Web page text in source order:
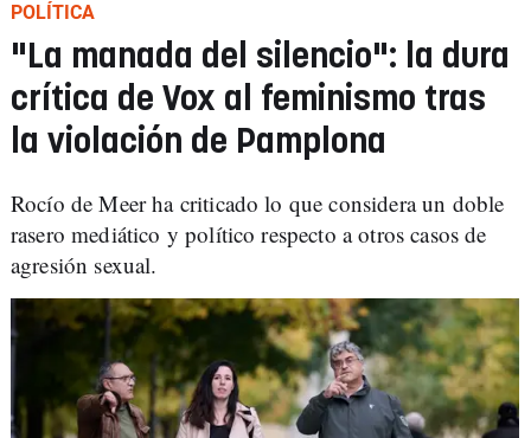
POLÍTICA
"La manada del silencio": la dura
crítica de Vox al feminismo tras
la violación de Pamplona
Rocío de Meer ha criticado lo que considera un doble
rasero mediático y político respecto a otros casos de
agresión sexual.